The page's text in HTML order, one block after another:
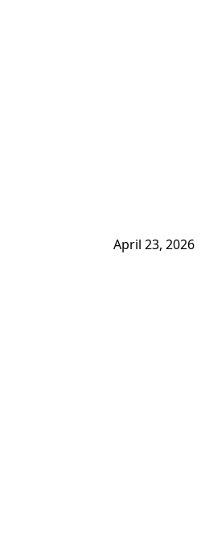
April 23, 2026